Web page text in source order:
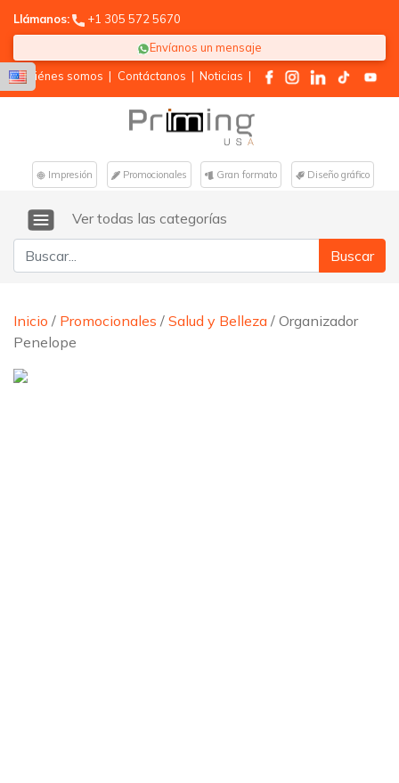
Llámanos:
+1 305 572 5670
Envíanos un mensaje
Quiénes somos | Contáctanos | Noticias |
Impresión Promocionales Gran formato Diseño gráfico
Ver todas las categorías
Buscar:
Inicio / Promocionales / Salud y Belleza / Organizador
Penelope